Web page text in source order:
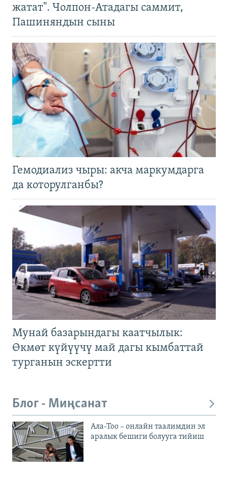
жатат". Чолпон-Атадагы саммит,
Пашиняндын сыны
Гемодиализ чыры: акча маркумдарга
да которулганбы?
Мунай базарындагы каатчылык:
Өкмөт күйүүчү май дагы кымбаттай
турганын эскертти
Блог - Миңсанат
Ала-Тоо – онлайн таалимдин эл
аралык бешиги болууга тийиш